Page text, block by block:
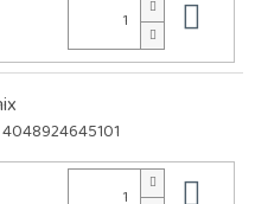
4048924645101